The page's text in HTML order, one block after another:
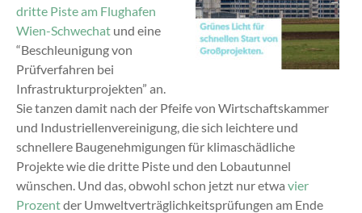
dritte Piste am Flughafen
Wien-Schwechatund eine
“Beschleunigung von
Prüfverfahren bei
Infrastrukturprojekten” an.
Sie tanzen damit nach der Pfeife von Wirtschaftskammer
und Industriellenvereinigung, die sich leichtere und
schnellere Baugenehmigungen für klimaschädliche
Projekte wie die dritte Piste und den Lobautunnel
wünschen. Und das, obwohl schon jetzt nur etwa vier
Prozentder Umweltverträglichkeitsprüfungen am Ende